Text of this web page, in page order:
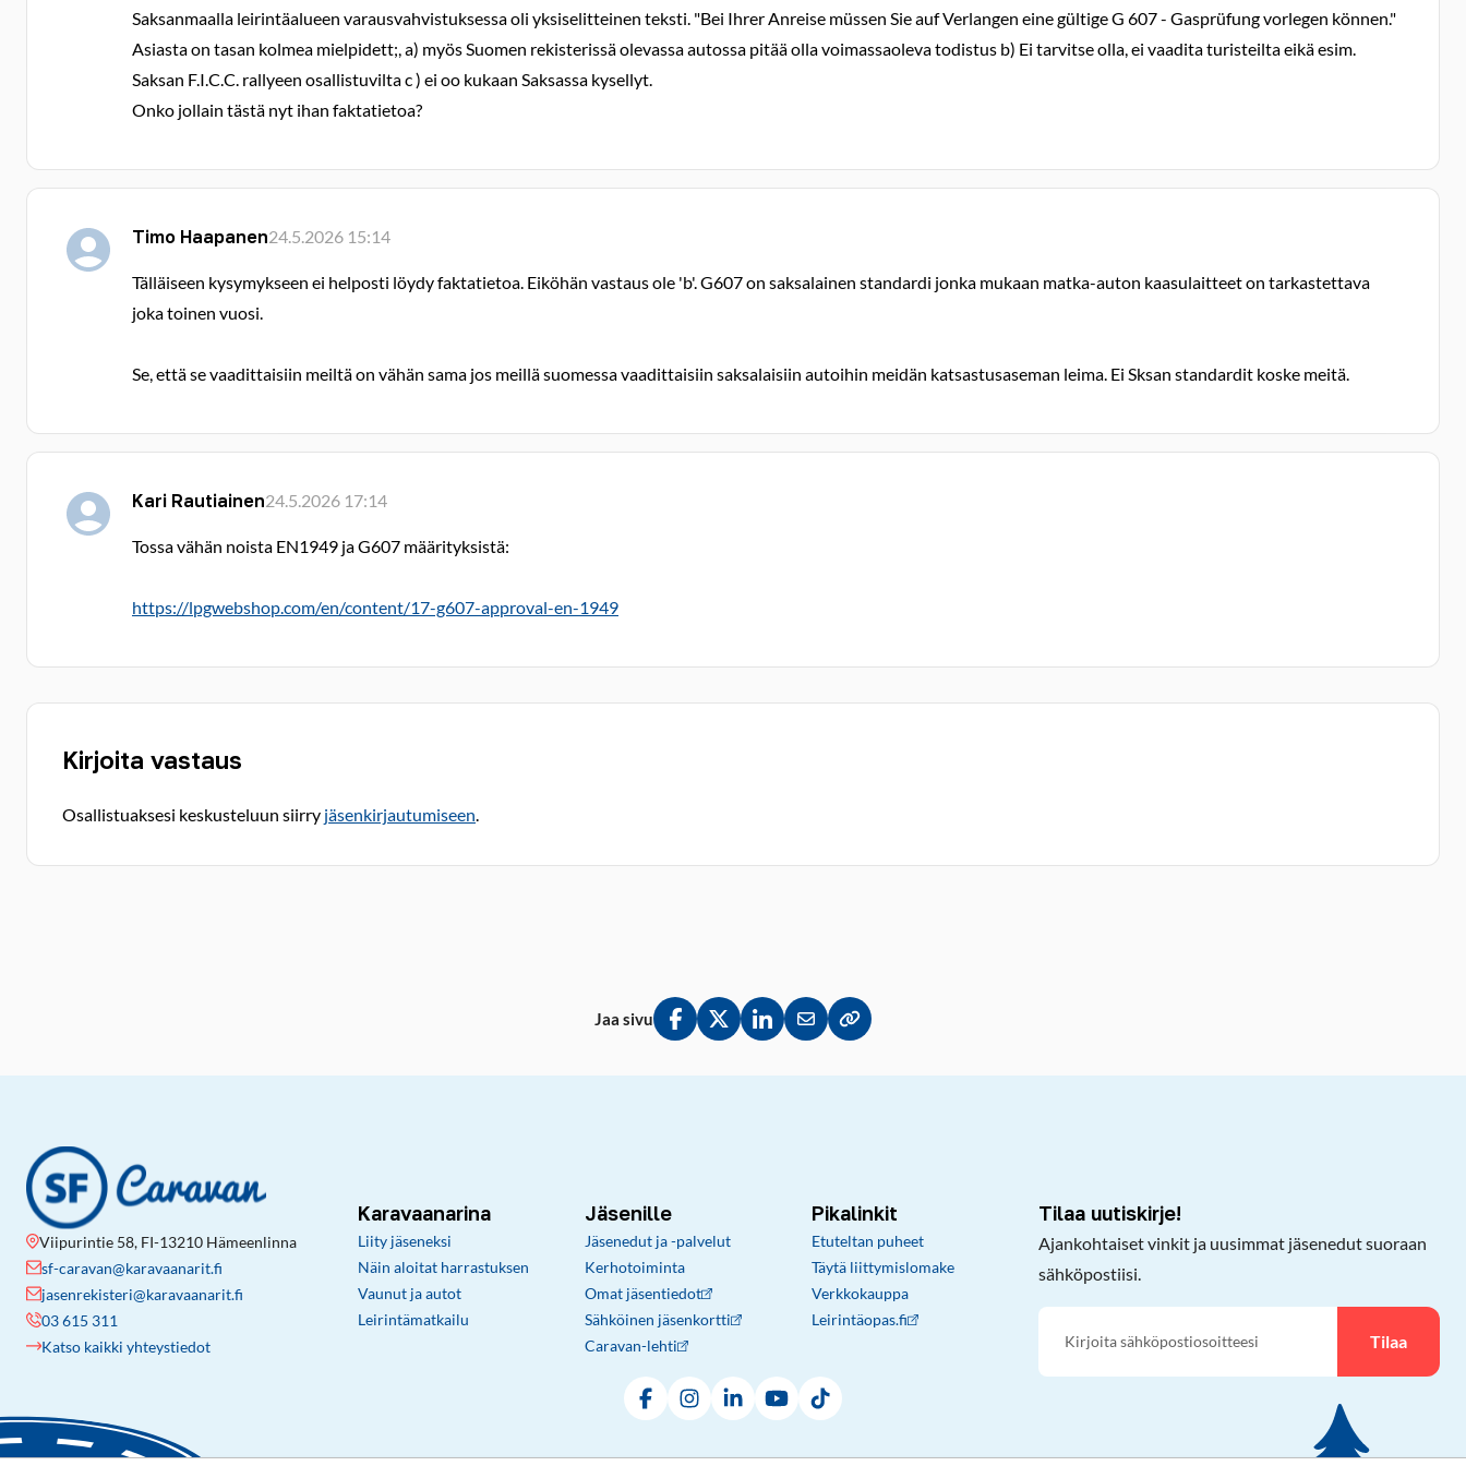
Saksanmaalla leirintäalueen varausvahvistuksessa oli yksiselitteinen teksti. "Bei Ihrer Anreise müssen Sie auf Verlangen eine gültige G 607 - Gasprüfung vorlegen können."
Asiasta on tasan kolmea mielpidett;, a) myös Suomen rekisterissä olevassa autossa pitää olla voimassaoleva todistus b) Ei tarvitse olla, ei vaadita turisteilta eikä esim.
Saksan F.I.C.C. rallyeen osallistuvilta c ) ei oo kukaan Saksassa kysellyt.
Onko jollain tästä nyt ihan faktatietoa?
Timo Haapanen24.5.2026 15:14
Tälläiseen kysymykseen ei helposti löydy faktatietoa. Eiköhän vastaus ole 'b'. G607 on saksalainen standardi jonka mukaan matka-auton kaasulaitteet on tarkastettava
joka toinen vuosi.
Se, että se vaadittaisiin meiltä on vähän sama jos meillä suomessa vaadittaisiin saksalaisiin autoihin meidän katsastusaseman leima. Ei Sksan standardit koske meitä.
Kari Rautiainen24.5.2026 17:14
Tossa vähän noista EN1949 ja G607 määrityksistä:
https://lpgwebshop.com/en/content/17-g607-approval-en-1949
Kirjoita vastaus
Osallistuaksesi keskusteluun siirry jäsenkirjautumiseen.
Jaa sivu
Jaa Facebookissa
Jaa Twitterissä
Jaa LinkedInissä
Jaa sähköpostitse
Kopioi linkki leikepöydälle
Viipurintie 58, FI-13210 Hämeenlinna
sf-caravan@karavaanarit.fi
jasenrekisteri@karavaanarit.fi
03 615 311
Katso kaikki yhteystiedot
Karavaanarina
Liity jäseneksi
Näin aloitat harrastuksen
Vaunut ja autot
Leirintämatkailu
Jäsenille
Jäsenedut ja -palvelut
Kerhotoiminta
Omat jäsentiedot
Sähköinen jäsenkortti
Caravan-lehti
Pikalinkit
Etuteltan puheet
Täytä liittymislomake
Verkkokauppa
Leirintäopas.fi
Tilaa uutiskirje!
Ajankohtaiset vinkit ja uusimmat jäsenedut suoraan
sähköpostiisi.
Tilaa
FacebookInstagramLinkedInYouTubeTikTok